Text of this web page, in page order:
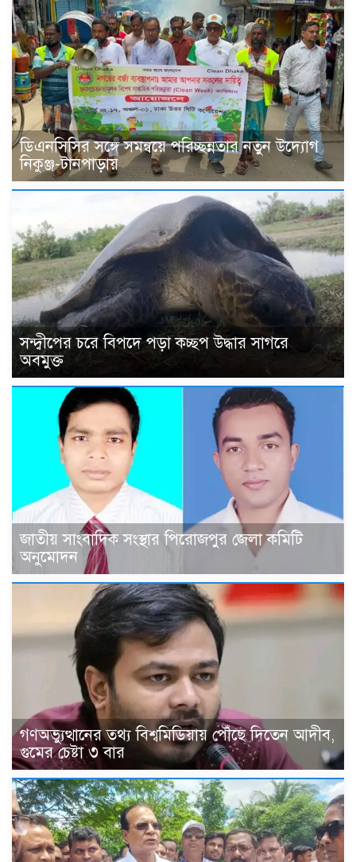
ডিএনসিসির সঙ্গে সমন্বয়ে পরিচ্ছন্নতার নতুন উদ্যোগ
নিকুঞ্জ-টানপাড়ায়
সন্দ্বীপের চরে বিপদে পড়া কচ্ছপ উদ্ধার সাগরে
অবমুক্ত
জাতীয় সাংবাদিক সংস্থার পিরোজপুর জেলা কমিটি
অনুমোদন
গণঅভ্যুত্থানের তথ্য বিশ্বমিডিয়ায় পৌঁছে দিতেন আদীব,
গুমের চেষ্টা ৩ বার